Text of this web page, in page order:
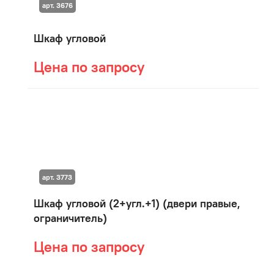
Шкаф угловой
Цена по запросу
арт. 3676
Шкаф угловой (2+угл.+1) (двери правые,
ограничитель)
Цена по запросу
арт. 3773